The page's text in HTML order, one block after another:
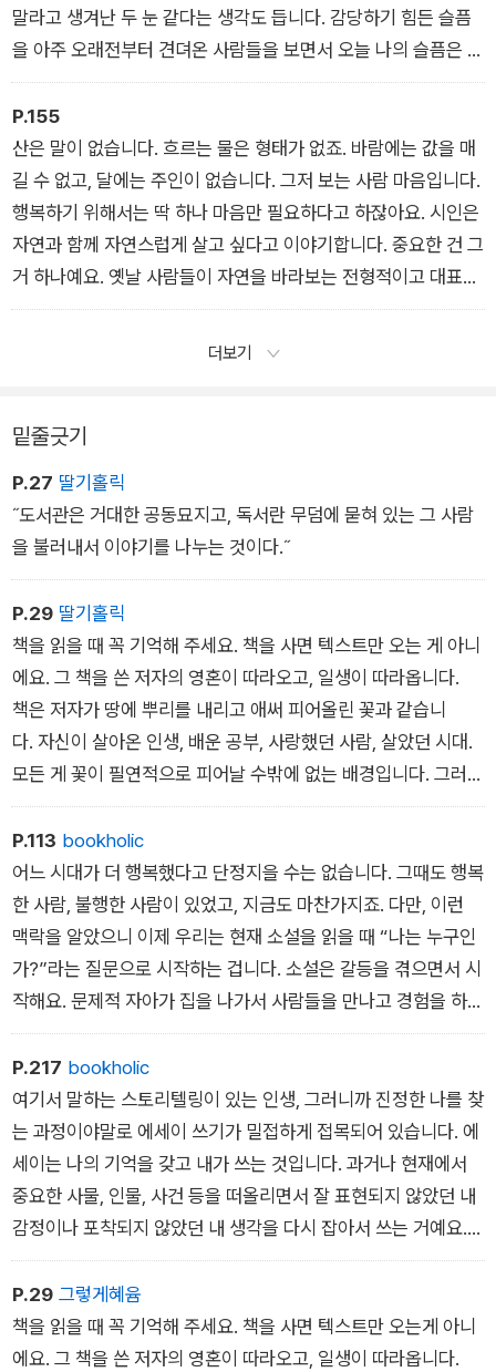
말라고 생겨난 두 눈 같다는 생각도 듭니다. 감당하기 힘든 슬픔
을 아주 오래전부터 견뎌온 사람들을 보면서 오늘 나의 슬픔은 조
금 작아지는 것을 느낍니다. 큰 슬픔 앞에서 내 슬픔은 위로를 받
고 조금 더 견뎌볼 힘을 얻습니다.
P.155
산은 말이 없습니다. 흐르는 물은 형태가 없죠. 바람에는 값을 매
길 수 없고, 달에는 주인이 없습니다. 그저 보는 사람 마음입니다.
행복하기 위해서는 딱 하나 마음만 필요하다고 하잖아요. 시인은
자연과 함께 자연스럽게 살고 싶다고 이야기합니다. 중요한 건 그
거 하나예요. 옛날 사람들이 자연을 바라보는 전형적이고 대표적
인 자세입니다. 부럽지 않나요? 저도 저렇게 살고 싶습니다. 자연
스럽게 흰머리 생기면서 늙고 싶어요. 이 시조는 저의 노년에 대
더보기
밑줄긋기
P.27 딸기홀릭
˝도서관은 거대한 공동묘지고, 독서란 무덤에 묻혀 있는 그 사람
을 불러내서 이야기를 나누는 것이다.˝
P.29 딸기홀릭
책을 읽을 때 꼭 기억해 주세요. 책을 사면 텍스트만 오는 게 아니
에요. 그 책을 쓴 저자의 영혼이 따라오고, 일생이 따라옵니다.
책은 저자가 땅에 뿌리를 내리고 애써 피어올린 꽃과 같습니
다. 자신이 살아온 인생, 배운 공부, 사랑했던 사람, 살았던 시대.
모든 게 꽃이 필연적으로 피어날 수밖에 없는 배경입니다. 그러니
까 책을 읽을 때는 보이지 않는 저자를 살펴주세요. 안 보이는 것
을 읽었을 때 우리는 ˝아주 잘 읽었다˝고 말합니다.
P.113 bookholic
어느 시대가 더 행복했다고 단정지을 수는 없습니다. 그때도 행복
한 사람, 불행한 사람이 있었고, 지금도 마찬가지죠. 다만, 이런
맥락을 알았으니 이제 우리는 현재 소설을 읽을 때 “나는 누구인
가?”라는 질문으로 시작하는 겁니다. 소설은 갈등을 겪으면서 시
작해요. 문제적 자아가 집을 나가서 사람들을 만나고 경험을 하면
서 ‘나는 누구?’라는 답변을 찾는 거예요. 답을 못 찾을 수도 있습
니다. 찾았다고 생각한 답이 오답일 수도 있고, 나중에 바뀔 수도
있죠.
P.217 bookholic
여기서 말하는 스토리텔링이 있는 인생, 그러니까 진정한 나를 찾
는 과정이야말로 에세이 쓰기가 밀접하게 접목되어 있습니다. 에
세이는 나의 기억을 갖고 내가 쓰는 것입니다. 과거나 현재에서
중요한 사물, 인물, 사건 등을 떠올리면서 잘 표현되지 않았던 내
감정이나 포착되지 않았던 내 생각을 다시 잡아서 쓰는 거예요.
즉, 과거의 나와 현재의 내가 합심해서 만드는 일종의 ‘자아 찾기’,
이것이 바로 에세이입니다. 우선 자아를 찾아야지만 쓸 수 있냐고
요? 아뇨, 쓰면서 찾을 수 있습니다!
P.29 그렇게혜윰
책을 읽을 때 꼭 기억해 주세요. 책을 사면 텍스트만 오는게 아니
에요. 그 책을 쓴 저자의 영혼이 따라오고, 일생이 따라옵니다.